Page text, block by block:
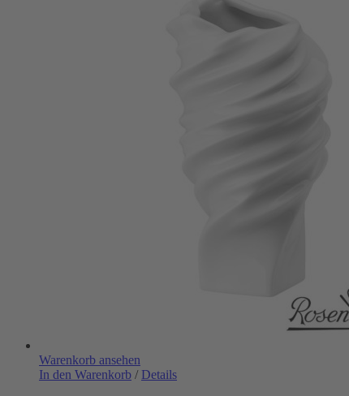
Warenkorb ansehen
In den Warenkorb / Details